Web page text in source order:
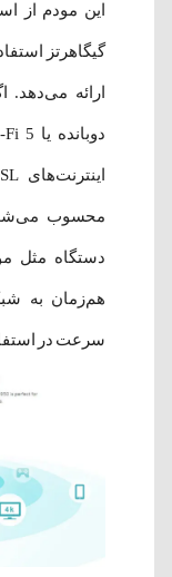
ارائه
محسوب
دستگاه مثل
هم‌زمان به
سرعت در